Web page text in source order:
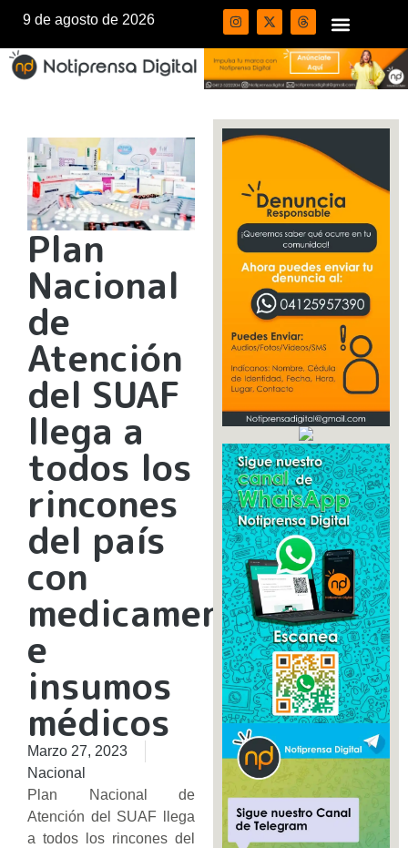
9 de agosto de 2026
Plan
Nacional
de
Atención
del SUAF
llega a
todos los
rincones
del país
con
medicamentos
e
insumos
médicos
Marzo 27, 2023
Nacional
Plan Nacional de
Atención del SUAF llega
a todos los rincones del